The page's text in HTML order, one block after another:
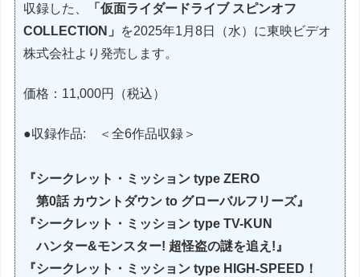
収録した、
「仮面ライダードライブ スピンオフ
COLLECTION」
を2025年1月8日（水）に東映ビデオ
株式会社より発売します。
価格：11,000円（税込）
●収録作品: ＜全6作品収録＞
『シークレット・ミッション type ZERO
第0話 カウントダウン to グローバルフリーズ』
『シークレット・ミッション type TV-KUN
ハンター&モンスター! 超怪盗の謎を追え!』
『シークレット・ミッション type HIGH-SPEED！